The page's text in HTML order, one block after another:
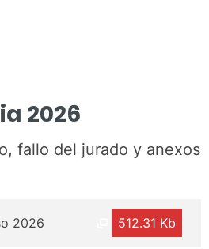
2026
fallo del jurado y anexos
512.31 Kb
2026